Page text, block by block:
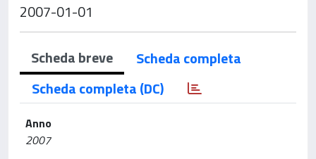
2007-01-01
Scheda breve
Scheda completa
Scheda completa (DC)
Anno
2007